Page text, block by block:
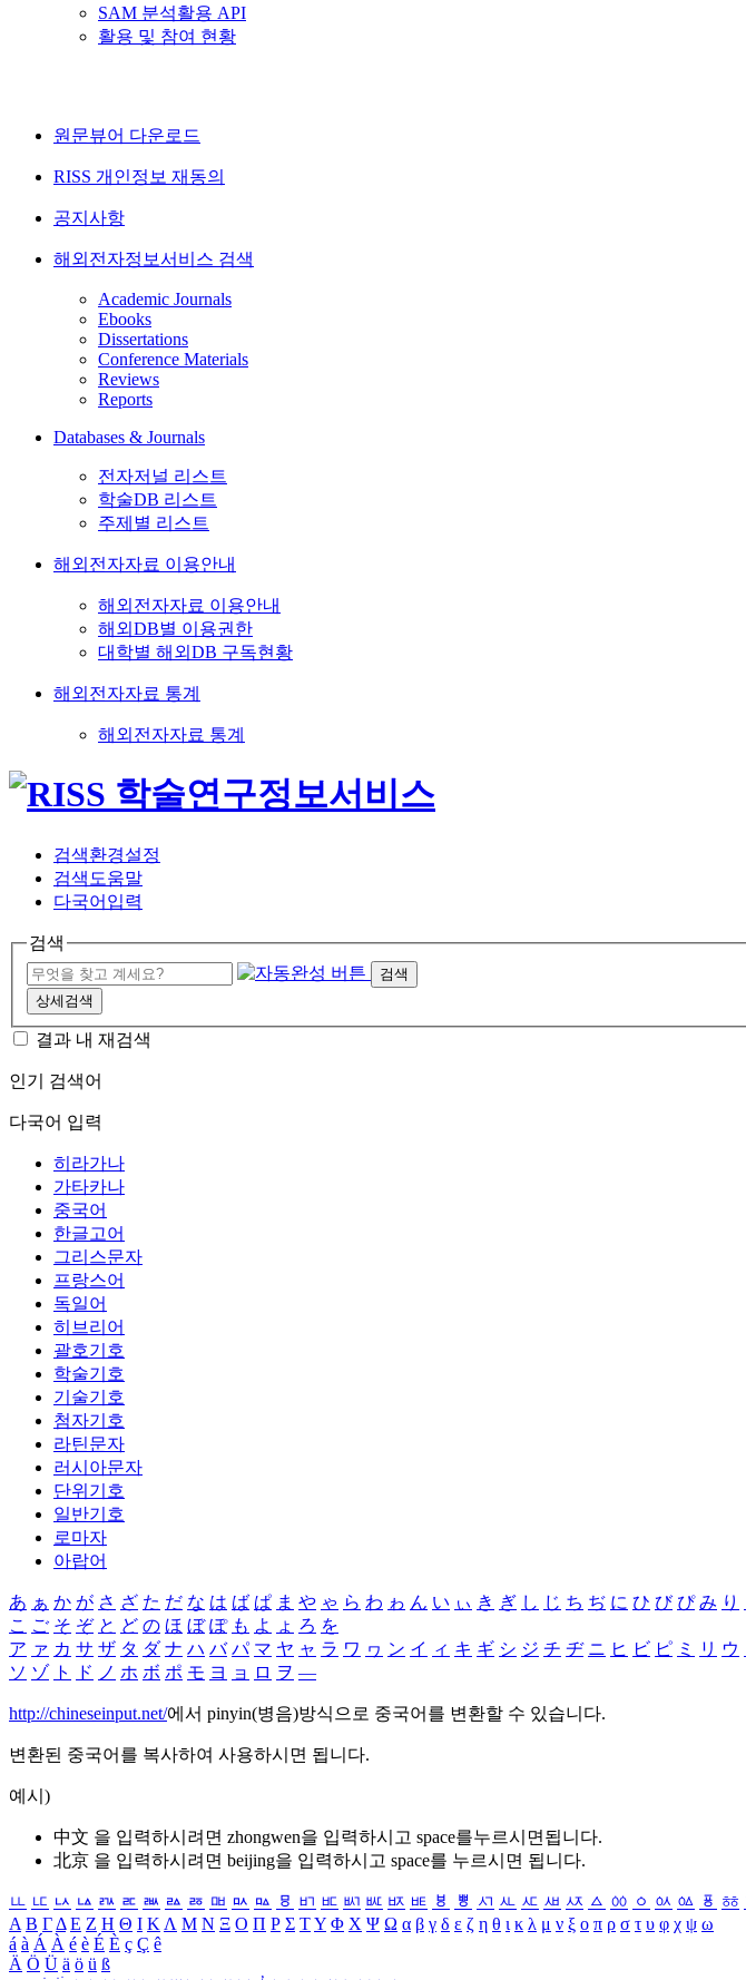
SAM 분석활용 API
활용 및 참여 현황
원문뷰어 다운로드
RISS 개인정보 재동의
공지사항
해외전자정보서비스 검색
Academic Journals
Ebooks
Dissertations
Conference Materials
Reviews
Reports
Databases & Journals
전자저널 리스트
학술DB 리스트
주제별 리스트
해외전자자료 이용안내
해외전자자료 이용안내
해외DB별 이용권한
대학별 해외DB 구독현황
해외전자자료 통계
해외전자자료 통계
검색환경설정
검색도움말
다국어입력
검색
검색
상세검색
결과 내 재검색
인기 검색어
다국어 입력
히라가나
가타카나
중국어
한글고어
그리스문자
프랑스어
독일어
히브리어
괄호기호
학술기호
기술기호
첨자기호
라틴문자
러시아문자
단위기호
일반기호
로마자
아랍어
あ ぁ か が さ ざ た だ な は ば ぱ ま や ゃ ら わ ゎ ん い ぃ き ぎ し じ ち ぢ に ひ び ぴ み り
こ ご そ ぞ と ど の ほ ぼ ぽ も よ ょ ろ を
ア ァ カ サ ザ タ ダ ナ ハ バ パ マ ヤ ャ ラ ワ ヮ ン イ ィ キ ギ シ ジ チ ヂ ニ ヒ ビ ピ ミ リ ウ
ソ ゾ ト ド ノ ホ ボ ポ モ ヨ ョ ロ ヲ ―
http://chineseinput.net/에서 pinyin(병음)방식으로 중국어를 변환할 수 있습니다.
변환된 중국어를 복사하여 사용하시면 됩니다.
예시)
中文 을 입력하시려면 zhongwen을 입력하시고 space를누르시면됩니다.
北京 을 입력하시려면 beijing을 입력하시고 space를 누르시면 됩니다.
ㅥ ㅦ ㅧ ㅨ ㅩ ㅪ ㅫ ㅬ ㅭ ㅮ ㅯ ㅰ ㅱ ㅲ ㅳ ㅴ ㅵ ㅶ ㅷ ㅸ ㅹ ㅺ ㅻ ㅼ ㅽ ㅾ ㅿ ㆀ ㆁ ㆂ ㆃ ㆄ ㆅ
Α Β ΓΔ Ε Ζ Η Θ Ι ΚΛ Μ Ν Ξ Ο Π Ρ Σ ΤΥ Φ Χ Ψ Ω α β γ δ ε ζ η θ ι κ λ μ ν ξ ο π ρ σ τ υ φ χ ψ ω
á à Á À é è É È ç Ç ê
Ä Ö Ü ä ö ü ß